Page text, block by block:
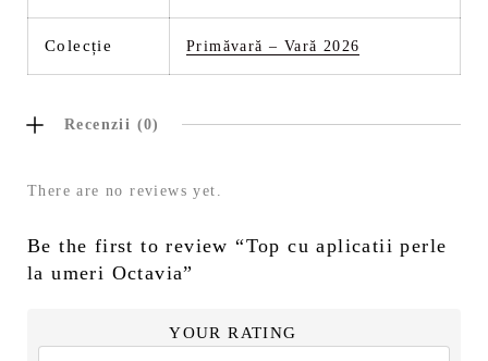
Colecție Primăvară – Vară 2026
Recenzii (0)
There are no reviews yet.
Be the first to review “Top cu aplicatii perle
la umeri Octavia”
YOUR RATING